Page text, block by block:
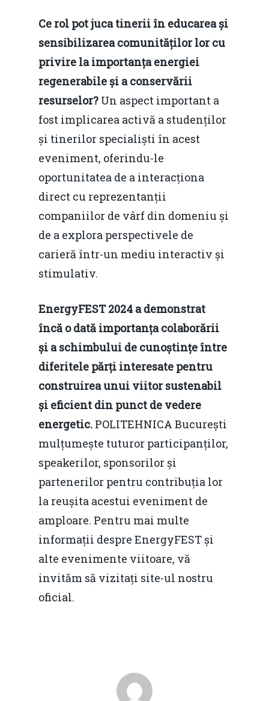
Ce rol pot juca tinerii în educarea și
sensibilizarea comunităților lor cu
privire la importanța energiei
regenerabile și a conservării
resurselor? Un aspect important a
fost implicarea activă a studenților
și tinerilor specialiști în acest
eveniment, oferindu-le
oportunitatea de a interacționa
direct cu reprezentanții
companiilor de vârf din domeniu și
de a explora perspectivele de
carieră într-un mediu interactiv și
stimulativ.
EnergyFEST 2024 a demonstrat
încă o dată importanța colaborării
și a schimbului de cunoștințe între
diferitele părți interesate pentru
construirea unui viitor sustenabil
și eficient din punct de vedere
energetic. POLITEHNICA București
mulțumește tuturor participanților,
speakerilor, sponsorilor și
partenerilor pentru contribuția lor
la reușita acestui eveniment de
amploare. Pentru mai multe
informații despre EnergyFEST și
alte evenimente viitoare, vă
invităm să vizitați site-ul nostru
oficial.
Rolul băncilor în
IMM
Redresare vs.
Fiscalitate pentru o
Durabilă
Martie 2016
Martie 2015
Agribusiness
pentru o Românie
concurență.
Email: